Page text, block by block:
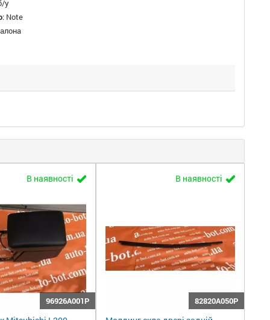
у
: Note
В наявності
96926A001P
В наявності
82820A050P